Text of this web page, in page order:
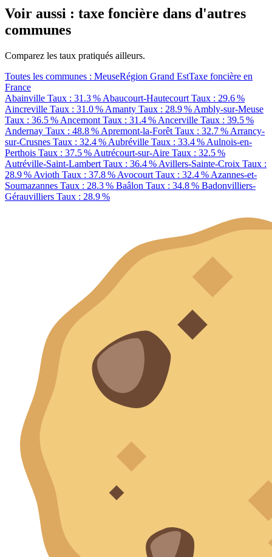
Voir aussi : taxe foncière dans d'autres
communes
Comparez les taux pratiqués ailleurs.
Toutes les communes : MeuseRégion Grand EstTaxe foncière en
France
Abainville Taux : 31.3 % Abaucourt-Hautecourt Taux : 29.6 %
Aincreville Taux : 31.0 % Amanty Taux : 28.9 % Ambly-sur-Meuse
Taux : 36.5 % Ancemont Taux : 31.4 % Ancerville Taux : 39.5 %
Andernay Taux : 48.8 % Apremont-la-Forêt Taux : 32.7 % Arrancy-
sur-Crusnes Taux : 32.4 % Aubréville Taux : 33.4 % Aulnois-en-
Perthois Taux : 37.5 % Autrécourt-sur-Aire Taux : 32.5 %
Autréville-Saint-Lambert Taux : 36.4 % Avillers-Sainte-Croix Taux :
28.9 % Avioth Taux : 37.8 % Avocourt Taux : 32.4 % Azannes-et-
Soumazannes Taux : 28.3 % Baâlon Taux : 34.8 % Badonvilliers-
Gérauvilliers Taux : 28.9 %